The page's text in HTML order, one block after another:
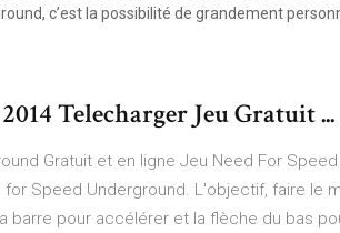
c’est la possibilité de grandement
Telecharger Jeu Gratuit ...
Gratuit et en ligne Jeu Need For
Speed Underground. L'objectif, faire le
barre pour accélérer et la flèche du bas